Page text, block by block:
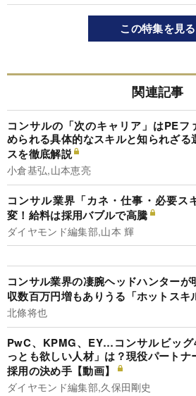
この特集を見る
関連記事
コンサルの「次のキャリア」はPEフ
められる具体的なスキルと知られざる
スを徹底解説
小倉基弘,山本恵亮
コンサル業界「カネ・仕事・必要ス
変！給料は採用バブルで高騰
ダイヤモンド編集部,山本 輝
コンサル業界の凄腕ヘッドハンターが
収数百万円増もありうる「ホットスキ
北條将也
PwC、KPMG、EY…コンサルビッグ
っとも欲しい人材」は？現役パートナ
採用の決め手【動画】
ダイヤモンド編集部,久保田剛史